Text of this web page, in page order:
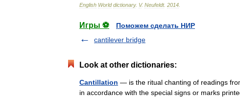
English World dictionary. V. Neufeldt. 2014
Игры ⚽
Поможем сделать НИР
cantilever bridge
Look at other dictionaries:
Cantillation — is the ritual chanting of readings
in accordance with the special signs or marks